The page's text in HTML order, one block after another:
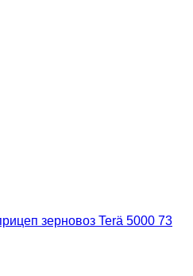
зерновоз Terä 5000 73